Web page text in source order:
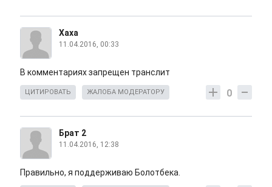
Xaxa
11.04.2016, 00:33
В комментариях запрещен транслит
0
ЦИТИРОВАТЬ ЖАЛОБА МОДЕРАТОРУ
Брат 2
11.04.2016, 12:38
Правильно, я поддерживаю Болотбека.